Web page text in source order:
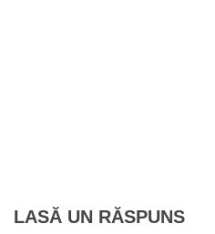
LASĂ UN RĂSPUNS